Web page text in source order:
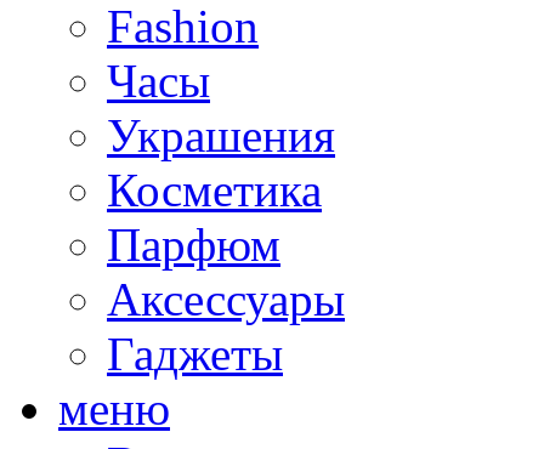
Fashion
Часы
Украшения
Косметика
Парфюм
Аксессуары
Гаджеты
меню